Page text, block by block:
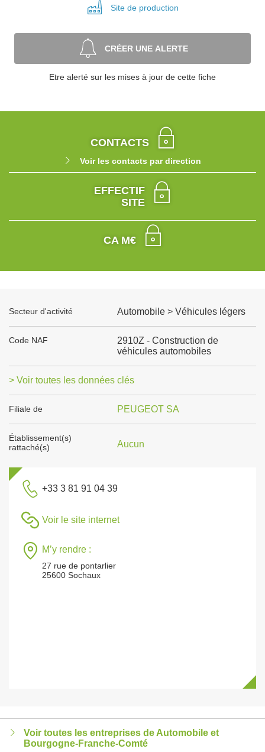
Site de production
CRÉER UNE ALERTE
Etre alerté sur les mises à jour de cette fiche
CONTACTS
Voir les contacts par direction
EFFECTIF
SITE
CA M€
Secteur d'activité Automobile > Véhicules légers
Code NAF
2910Z - Construction de
véhicules automobiles
> Voir toutes les données clés
Filiale de PEUGEOT SA
Établissement(s)
rattaché(s)
Aucun
+33 3 81 91 04 39
Voir le site internet
M’y rendre :
27 rue de pontarlier
25600 Sochaux
Voir toutes les entreprises de Automobile et
Bourgogne-Franche-Comté